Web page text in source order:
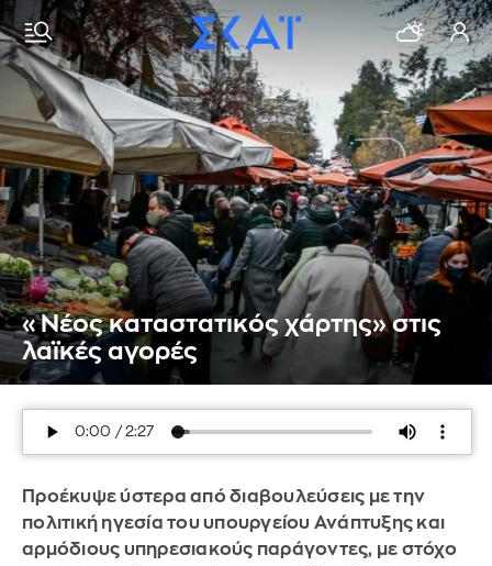
«Νέος καταστατικός χάρτης» στις
λαϊκές αγορές
Προέκυψε ύστερα από διαβουλεύσεις με την
πολιτική ηγεσία του υπουργείου Ανάπτυξης και
αρμόδιους υπηρεσιακούς παράγοντες, με στόχο